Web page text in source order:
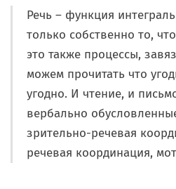
Речь – функция
только собственно то,
это также процессы,
можем прочитать что
угодно. И чтение, и
вербально
зрительно-речевая
речевая координация,